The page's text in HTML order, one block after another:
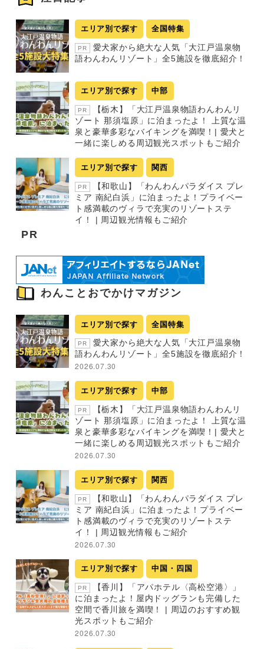
エリア別で探す 全国特集
PR
愛犬家から絶大な人気「大江戸温泉物
語わんわんリゾート」全5施設を徹底紹介！
エリア別で探す 中部
PR
【栃木】「大江戸温泉物語わんわんリ
ゾート 那須塩原」に泊まったよ！ 上質な温
泉と豪華多彩なバイキングを満喫！| 愛犬と
一緒に楽しめる周辺観光スポットもご紹介
エリア別で探す 関西
PR
【和歌山】「わんわんパラダイス プレ
ミア 南紀白浜」に泊まったよ！プライベー
ト感満載のヴィラで充実のリゾートステ
イ！ | 周辺観光情報もご紹介
PR
わんことおでかけマガジン
エリア別で探す 全国特集
PR
愛犬家から絶大な人気「大江戸温泉物
語わんわんリゾート」全5施設を徹底紹介！
2026.07.30
エリア別で探す 中部
PR
【栃木】「大江戸温泉物語わんわんリ
ゾート 那須塩原」に泊まったよ！ 上質な温
泉と豪華多彩なバイキングを満喫！| 愛犬と
一緒に楽しめる周辺観光スポットもご紹介
2026.07.30
エリア別で探す 関西
PR
【和歌山】「わんわんパラダイス プレ
ミア 南紀白浜」に泊まったよ！プライベー
ト感満載のヴィラで充実のリゾートステ
イ！ | 周辺観光情報もご紹介
2026.07.30
エリア別で探す 中国・四国
PR
【香川】「アパホテル〈高松空港〉」
に泊まったよ！屋内ドッグランも完備した
空間で香川旅を満喫！ | 周辺のおすすめ観
光スポットもご紹介
2026.07.30